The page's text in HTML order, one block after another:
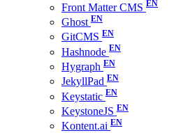
Front Matter CMS
Ghost
GitCMS
Hashnode
Hygraph
JekyllPad
Keystatic
KeystoneJS
Kontent.ai